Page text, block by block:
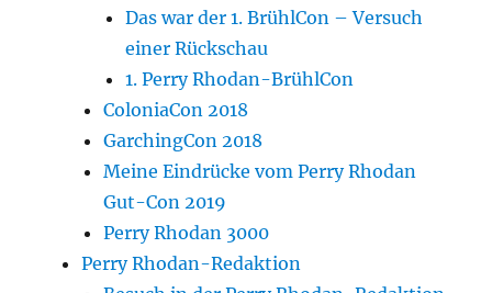
Das war der 1. BrühlCon – Versuch
einer Rückschau
1. Perry Rhodan-BrühlCon
ColoniaCon 2018
GarchingCon 2018
Meine Eindrücke vom Perry Rhodan
Gut-Con 2019
Perry Rhodan 3000
Perry Rhodan-Redaktion